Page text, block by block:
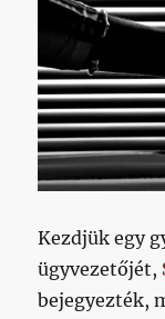
Kezdjük egy
ügyvezetőjét,
bejegyezték,